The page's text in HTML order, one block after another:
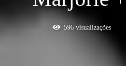
596visualizações